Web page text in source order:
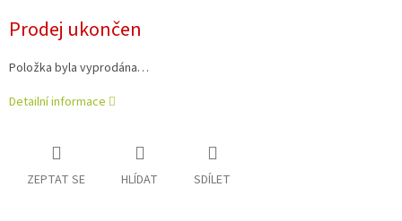
cena:
Prodej ukončen
Položka byla vyprodána…
Detailní informace
ZEPTAT SE HLÍDAT SDÍLET